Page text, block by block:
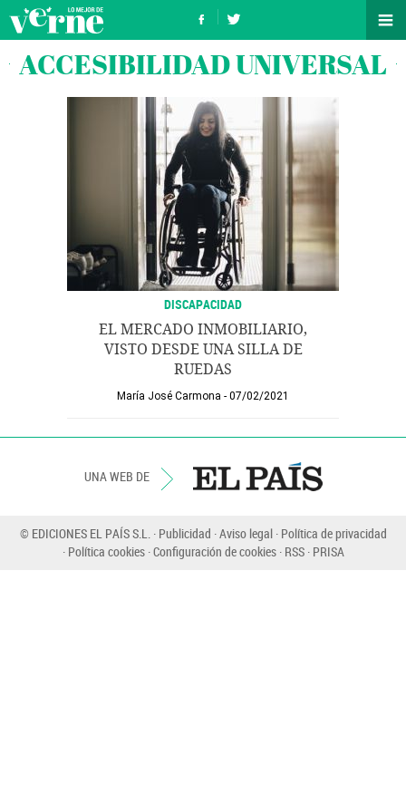
ACCESIBILIDAD UNIVERSAL
DISCAPACIDAD
EL MERCADO INMOBILIARIO,
VISTO DESDE UNA SILLA DE
RUEDAS
María José Carmona 07/02/2021
UNA WEB DE
© EDICIONES EL PAÍS S.L. Publicidad Aviso legal Política de privacidad
Política cookies Configuración de cookies RSS PRISA